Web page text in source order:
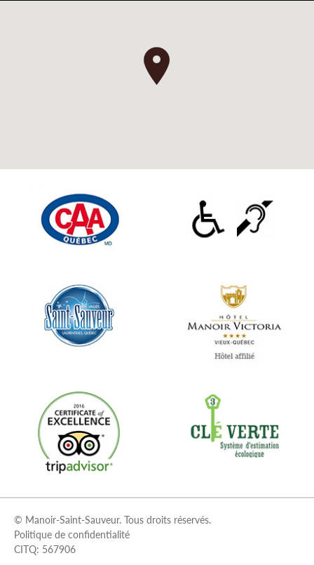
© Manoir-Saint-Sauveur. Tous droits réservés.
Politique de confidentialité
CITQ: 567906